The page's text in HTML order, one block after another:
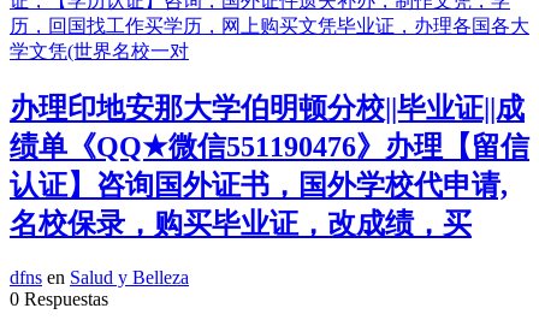
办理印地安那大学伯明顿分校||毕业证||成
绩单《QQ★微信551190476》办理【留信
认证】咨询国外证书，国外学校代申请,
名校保录，购买毕业证，改成绩，买
dfns en Salud y Belleza
0 Respuestas